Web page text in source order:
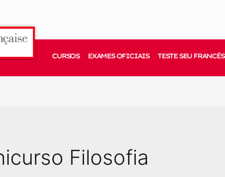
CURSOS EXAMES OFICIAIS TESTE SEU FRANCÊS
Filosofia